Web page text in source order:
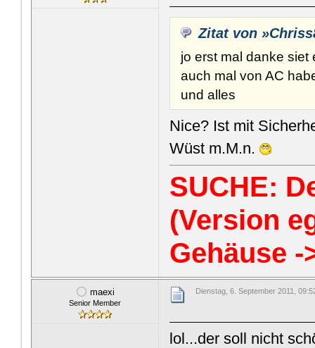
Zitat von
jo erst mal danke
auch mal von AC
und alles
Nice? Ist mit
Wüst m.M.n.
SUCHE:
(Version
Gehäuse
maexi
Senior Member
Dienstag, 6. September 2011,
lol...der soll nicht